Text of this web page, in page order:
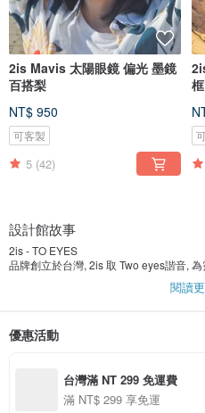
2is Mavis 太陽眼鏡 偏光 墨鏡
百搭梨
NT$ 950
可客製
5 (42)
設計館故事
2is - TO EYES
品牌創立於台灣, 2is 取 Two eyes諧音,
閱讀
優惠活動
台灣滿 NT 299 免運費
滿 NT$ 299 享免運